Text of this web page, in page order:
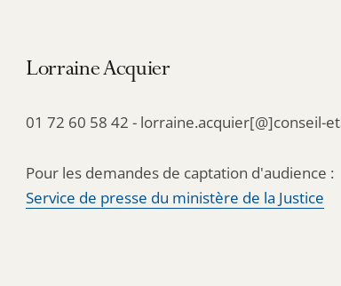
Lorraine Acquier
01 72 60 58 42 - lorraine.acquier[@]conseil-
Pour les demandes de captation d'audience :
Service de presse du ministère de la Justice